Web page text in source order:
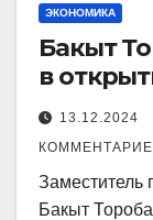
ЭКОНОМИКА
Бакыт
в
13.12.2024
Заместитель
Бакыт